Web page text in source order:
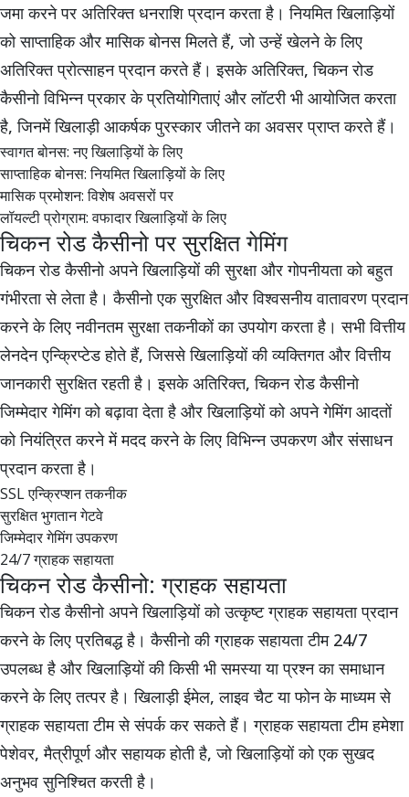
जमा करने पर अतिरिक्त धनराशि प्रदान करता है। नियमित खिलाड़ियों
को साप्ताहिक और मासिक बोनस मिलते हैं, जो उन्हें खेलने के लिए
अतिरिक्त प्रोत्साहन प्रदान करते हैं। इसके अतिरिक्त, चिकन रोड
कैसीनो विभिन्न प्रकार के प्रतियोगिताएं और लॉटरी भी आयोजित करता
है, जिनमें खिलाड़ी आकर्षक पुरस्कार जीतने का अवसर प्राप्त करते हैं।
स्वागत बोनस: नए खिलाड़ियों के लिए
साप्ताहिक बोनस: नियमित खिलाड़ियों के लिए
मासिक प्रमोशन: विशेष अवसरों पर
लॉयल्टी प्रोग्राम: वफादार खिलाड़ियों के लिए
चिकन रोड कैसीनो पर सुरक्षित गेमिंग
चिकन रोड कैसीनो अपने खिलाड़ियों की सुरक्षा और गोपनीयता को बहुत
गंभीरता से लेता है। कैसीनो एक सुरक्षित और विश्वसनीय वातावरण प्रदान
करने के लिए नवीनतम सुरक्षा तकनीकों का उपयोग करता है। सभी वित्तीय
लेनदेन एन्क्रिप्टेड होते हैं, जिससे खिलाड़ियों की व्यक्तिगत और वित्तीय
जानकारी सुरक्षित रहती है। इसके अतिरिक्त, चिकन रोड कैसीनो
जिम्मेदार गेमिंग को बढ़ावा देता है और खिलाड़ियों को अपने गेमिंग आदतों
को नियंत्रित करने में मदद करने के लिए विभिन्न उपकरण और संसाधन
प्रदान करता है।
SSL एन्क्रिप्शन तकनीक
सुरक्षित भुगतान गेटवे
जिम्मेदार गेमिंग उपकरण
24/7 ग्राहक सहायता
चिकन रोड कैसीनो: ग्राहक सहायता
चिकन रोड कैसीनो अपने खिलाड़ियों को उत्कृष्ट ग्राहक सहायता प्रदान
करने के लिए प्रतिबद्ध है। कैसीनो की ग्राहक सहायता टीम 24/7
उपलब्ध है और खिलाड़ियों की किसी भी समस्या या प्रश्न का समाधान
करने के लिए तत्पर है। खिलाड़ी ईमेल, लाइव चैट या फोन के माध्यम से
ग्राहक सहायता टीम से संपर्क कर सकते हैं। ग्राहक सहायता टीम हमेशा
पेशेवर, मैत्रीपूर्ण और सहायक होती है, जो खिलाड़ियों को एक सुखद
अनुभव सुनिश्चित करती है।